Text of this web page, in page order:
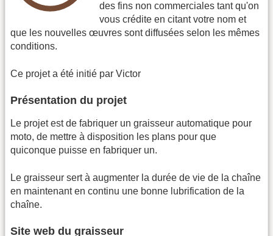
des fins non commerciales tant qu'on
vous crédite en citant votre nom et
que les nouvelles œuvres sont diffusées selon les mêmes
conditions.
Ce projet a été initié par Victor
Présentation du projet
Le projet est de fabriquer un graisseur automatique pour
moto, de mettre à disposition les plans pour que
quiconque puisse en fabriquer un.
Le graisseur sert à augmenter la durée de vie de la chaîne
en maintenant en continu une bonne lubrification de la
chaîne.
Site web du graisseur